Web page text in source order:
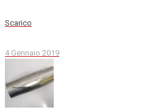
Scarico
4 Gennaio 2019